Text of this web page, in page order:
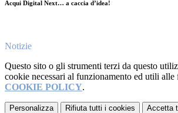
Acqui Digital Next… a caccia d’idea!
Notizie
Questo sito o gli strumenti terzi da questo
cookie necessari al funzionamento ed utili
COOKIE POLICY.
Personalizza Rifiuta tutti i cookies Accetta